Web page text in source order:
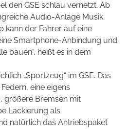
den GSE schlau vernetzt. Ab
Audio-Anlage Musik,
der Fahrer auf eine
Smartphone-Anbindung und
bauen“, heißt es in dem
„Sportzeug“ im GSE. Das
eine eigens
größere Bremsen mit
Lackierung als
natürlich das Antriebspaket